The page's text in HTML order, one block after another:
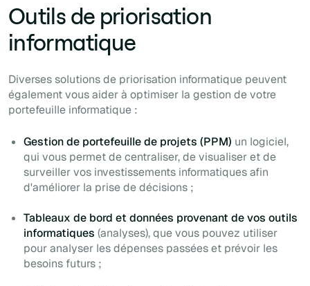
Outils de priorisation
informatique
Diverses solutions de priorisation informatique peuvent
également vous aider à optimiser la gestion de votre
portefeuille informatique :
Gestion de portefeuille de projets (PPM) un logiciel,
qui vous permet de centraliser, de visualiser et de
surveiller vos investissements informatiques afin
d'améliorer la prise de décisions ;
Tableaux de bord et données provenant de vos outils
informatiques (analyses), que vous pouvez utiliser
pour analyser les dépenses passées et prévoir les
besoins futurs ;